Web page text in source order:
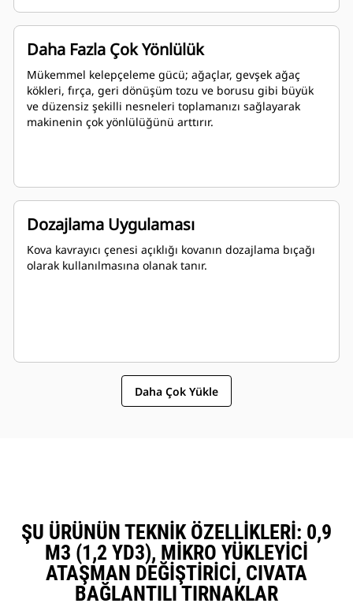
Daha Fazla Çok Yönlülük
Mükemmel kelepçeleme gücü; ağaçlar, gevşek ağaç
kökleri, fırça, geri dönüşüm tozu ve borusu gibi büyük
ve düzensiz şekilli nesneleri toplamanızı sağlayarak
makinenin çok yönlülüğünü arttırır.
Dozajlama Uygulaması
Kova kavrayıcı çenesi açıklığı kovanın dozajlama bıçağı
olarak kullanılmasına olanak tanır.
Daha Çok Yükle
ŞU ÜRÜNÜN TEKNIK ÖZELLIKLERI: 0,9
M3 (1,2 YD3), MIKRO YÜKLEYICI
ATAŞMAN DEĞIŞTIRICI, CIVATA
BAĞLANTILI TIRNAKLAR